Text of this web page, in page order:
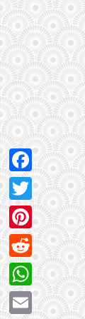
Facebook
Twitter
Pinterest
Reddit
WhatsApp